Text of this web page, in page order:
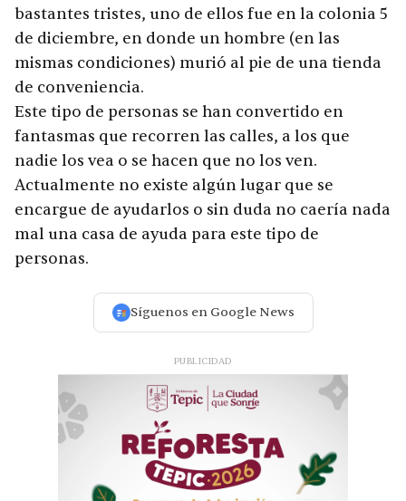
bastantes tristes, uno de ellos fue en la colonia 5
de diciembre, en donde un hombre (en las
mismas condiciones) murió al pie de una tienda
de conveniencia.
Este tipo de personas se han convertido en
fantasmas que recorren las calles, a los que
nadie los vea o se hacen que no los ven.
Actualmente no existe algún lugar que se
encargue de ayudarlos o sin duda no caería nada
mal una casa de ayuda para este tipo de
personas.
Síguenos en Google News
PUBLICIDAD